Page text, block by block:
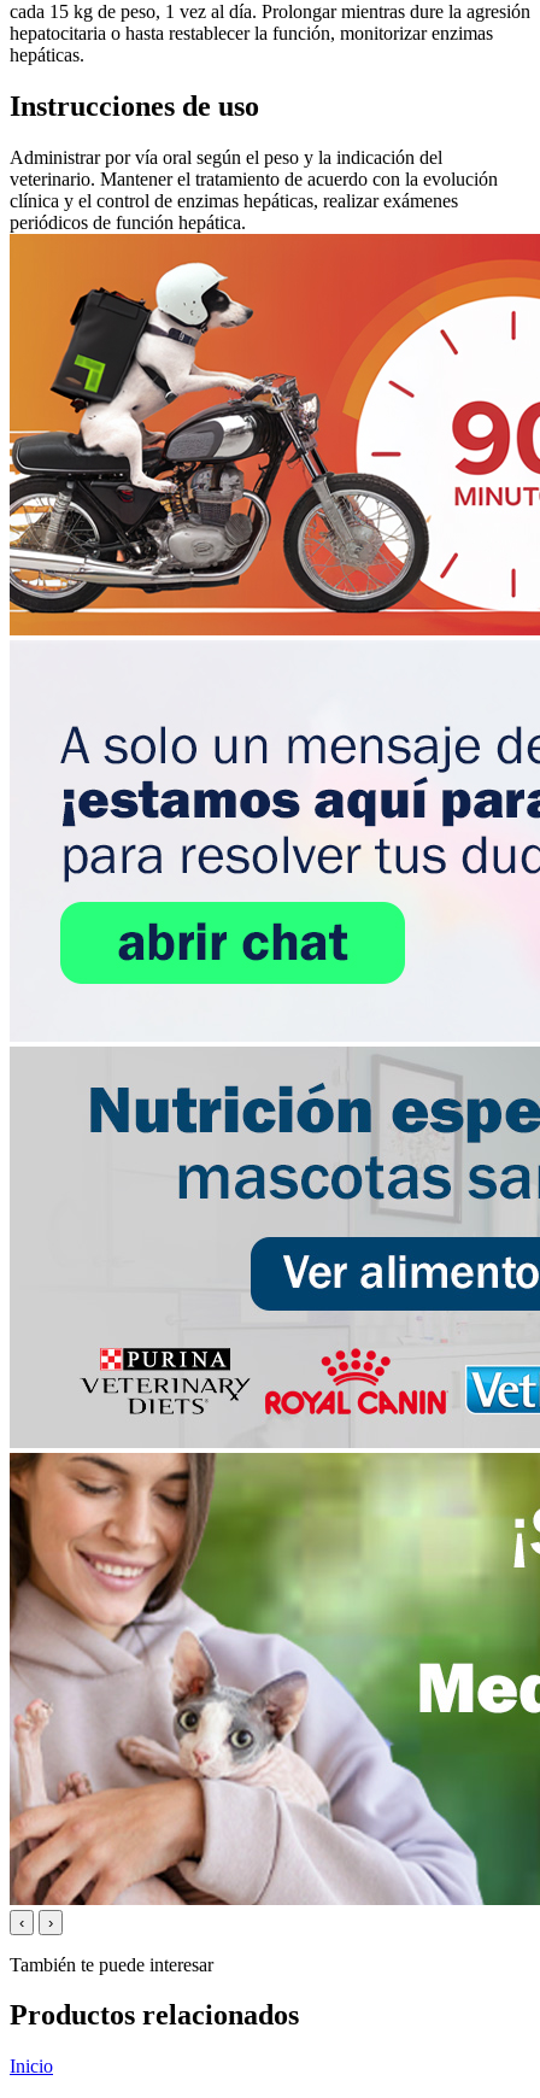
cada 15 kg de peso, 1 vez al día. Prolongar mientras dure la agresión
hepatocitaria o hasta restablecer la función, monitorizar enzimas
hepáticas.
Instrucciones de uso
Administrar por vía oral según el peso y la indicación del
veterinario. Mantener el tratamiento de acuerdo con la evolución
clínica y el control de enzimas hepáticas, realizar exámenes
periódicos de función hepática.
‹ ›
También te puede interesar
Productos relacionados
Inicio